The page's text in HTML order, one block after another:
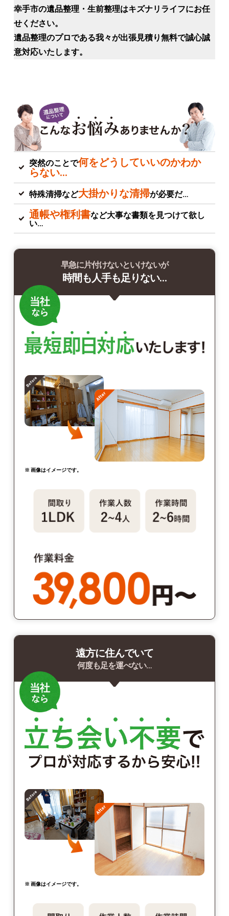
幸手市の遺品整理・生前整理はキズナリライフにお任
せください。
遺品整理のプロである我々が出張見積り無料で誠心誠
意対応いたします。
突然のことで何をどうしていいのかわか
らない…
特殊清掃など大掛かりな清掃が必要だ…
通帳や権利書など大事な書類を見つけて欲し
い…
早急に片付けないといけないが
時間も人手も足りない…
※ 画像はイメージです。
遠方に住んでいて
何度も足を運べない…
※ 画像はイメージです。